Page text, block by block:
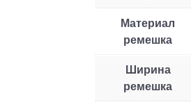
Материал
ремешка
Ширина
ремешка